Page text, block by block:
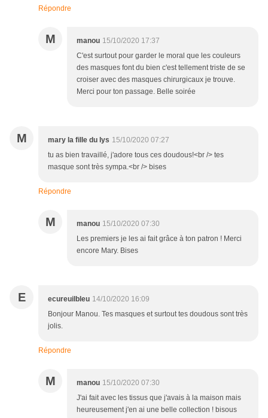
Répondre
M manou 15/10/2020 17:37
C'est surtout pour garder le moral que les couleurs
des masques font du bien c'est tellement triste de se
croiser avec des masques chirurgicaux je trouve.
Merci pour ton passage. Belle soirée
M mary la fille du lys 15/10/2020 07:27
tu as bien travaillé, j'adore tous ces doudous!<br /> tes
masque sont très sympa.<br /> bises
Répondre
M manou 15/10/2020 07:30
Les premiers je les ai fait grâce à ton patron ! Merci
encore Mary. Bises
E ecureuilbleu 14/10/2020 16:09
Bonjour Manou. Tes masques et surtout tes doudous sont très
jolis.
Répondre
M manou 15/10/2020 07:30
J'ai fait avec les tissus que j'avais à la maison mais
heureusement j'en ai une belle collection ! bisous